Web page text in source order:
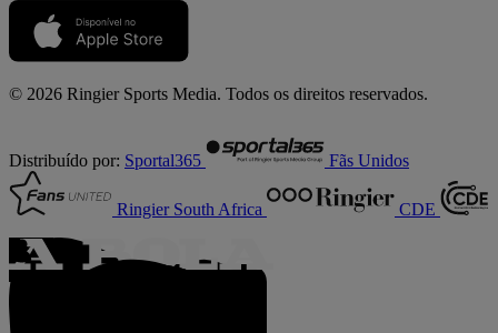
© 2026 Ringier Sports Media. Todos os direitos reservados.
Distribuído por: Sportal365 Fãs Unidos
Ringier South Africa CDE